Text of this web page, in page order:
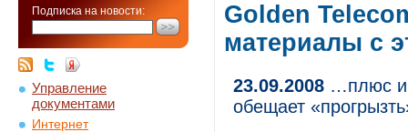
Подписка на новости:
Управление
документами
Интернет
Golden
материалы с
23.09.2008 …плюс
обещает